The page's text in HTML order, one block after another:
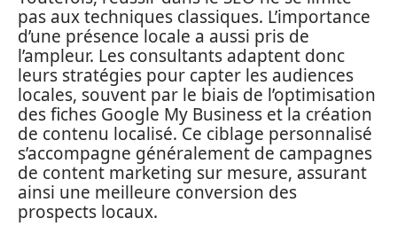
pas aux techniques classiques. L’importance
d’une présence locale a aussi pris de
l’ampleur. Les consultants adaptent donc
leurs stratégies pour capter les audiences
locales, souvent par le biais de l’optimisation
des fiches Google My Business et la création
de contenu localisé. Ce ciblage personnalisé
s’accompagne généralement de campagnes
de content marketing sur mesure, assurant
ainsi une meilleure conversion des
prospects locaux.